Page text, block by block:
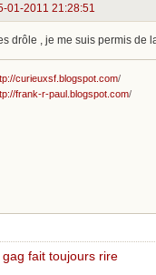
01-2011 21:28:51
drôle , je me suis permis de
curieuxsf.blogspot.com/
frank-r-paul.blogspot.com/
gag fait toujours rire